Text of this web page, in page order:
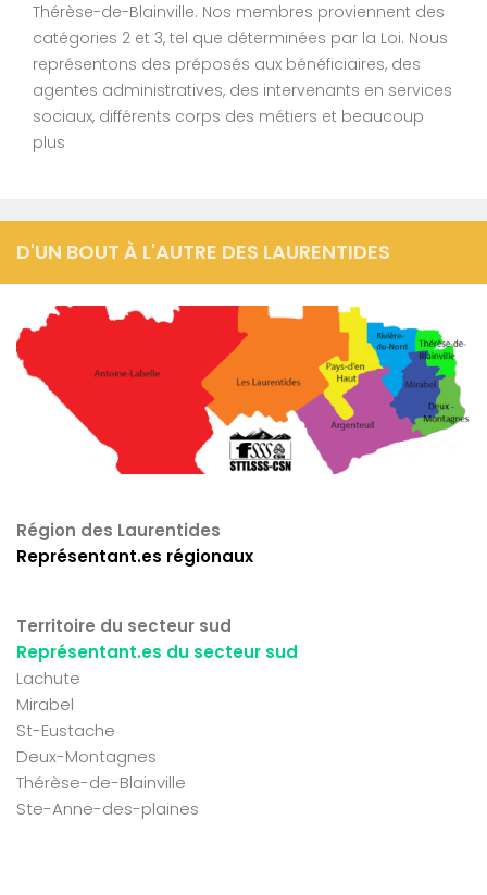
Thérèse-de-Blainville. Nos membres proviennent des
catégories 2 et 3, tel que déterminées par la Loi. Nous
représentons des préposés aux bénéficiaires, des
agentes administratives, des intervenants en services
sociaux, différents corps des métiers et beaucoup
plus
D'UN BOUT À L'AUTRE DES LAURENTIDES
Région des Laurentides
Représentant.es régionaux
Territoire du secteur sud
Représentant.es du secteur sud
Lachute
Mirabel
St-Eustache
Deux-Montagnes
Thérèse-de-Blainville
Ste-Anne-des-plaines